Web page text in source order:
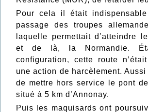
Pour cela il était indispensable
passage des troupes
laquelle permettait d’atteindre
et de là, la Normandie.
configuration, cette route
une action de harcèlement.
de mettre hors service le pont
situé à 5 km d’Annonay.
Puis les maquisards ont